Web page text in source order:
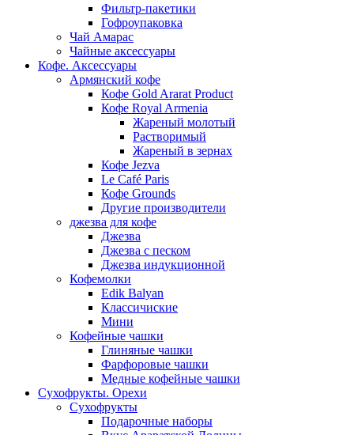
Фильтр-пакетики
Гофроупаковка
Чай Амарас
Чайные аксессуары
Кофе. Аксессуары
Армянский кофе
Кофе Gold Ararat Product
Кофе Royal Armenia
Жареный молотый
Растворимый
Жареный в зернах
Кофе Jezva
Le Café Paris
Кофе Grounds
Другие производители
джезва для кофе
Джезва
Джезва с песком
Джезва индукционной
Кофемолки
Edik Balyan
Классичиские
Мини
Кофейные чашки
Глиняные чашки
Фарфоровые чашки
Медные кофейные чашки
Сухофрукты. Орехи
Сухофрукты
Подарочные наборы